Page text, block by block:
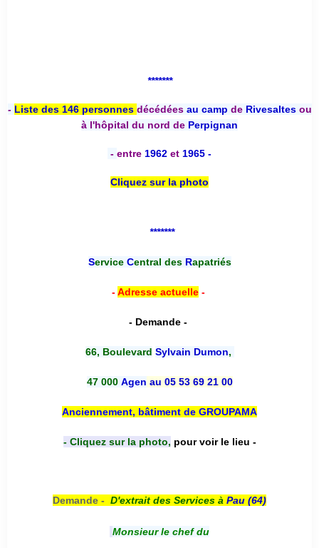
*******
- Liste des 146 personnes décédées au camp deRivesaltesou
à l'hôpital du nord de Perpignan
- entre 1962 et 1965 -
Cliquez sur la photo
*******
Service Central desRapatriés
-Adresse actuelle-
- Demande -
66, Boulevard Sylvain Dumon,
47 000 Agen au 05 53 69 21 00
Anciennement, bâtiment de GROUPAMA
- Cliquez sur la photo, pour voir le lieu -
Demande - D'extrait des Services à Pau (64)
Monsieur le chef du